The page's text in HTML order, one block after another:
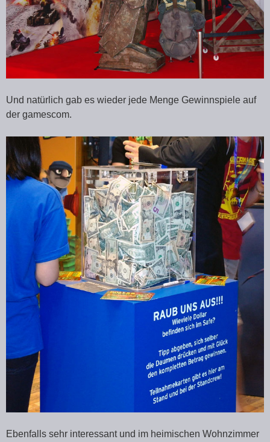
Und natürlich gab es wieder jede Menge Gewinnspiele auf
der gamescom.
Ebenfalls sehr interessant und im heimischen Wohnzimmer